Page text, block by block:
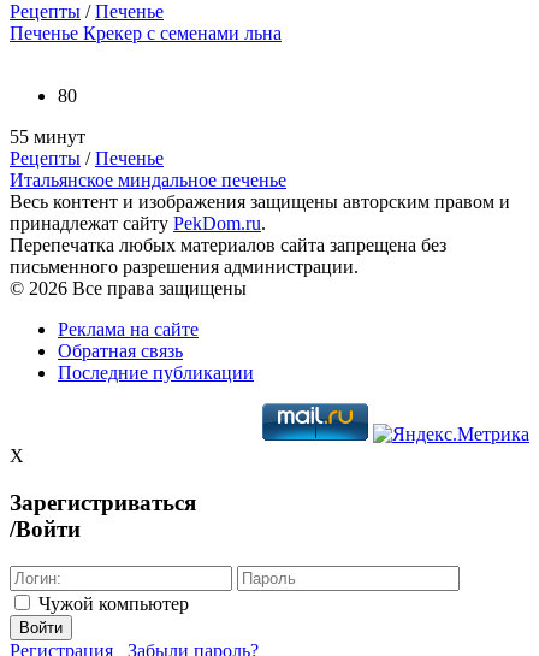
Рецепты /Печенье
Печенье Крекер с семенами льна
80
55 минут
Рецепты /Печенье
Итальянское миндальное печенье
Весь контент и изображения защищены авторским правом и
принадлежат сайту PekDom.ru.
Перепечатка любых материалов сайта запрещена без
письменного разрешения администрации.
© 2026 Все права защищены
Реклама на сайте
Обратная связь
Последние публикации
X
Зарегистриваться
/Войти
Чужой компьютер
Войти
Регистрация
Забыли пароль?